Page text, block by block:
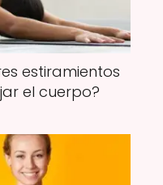
estiramientos
el cuerpo?